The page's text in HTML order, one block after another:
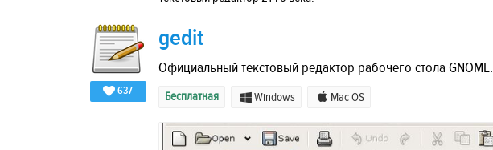
637
gedit
Официальный текстовый редактор рабочего стола GNOME.
Бесплатная Windows Mac OS